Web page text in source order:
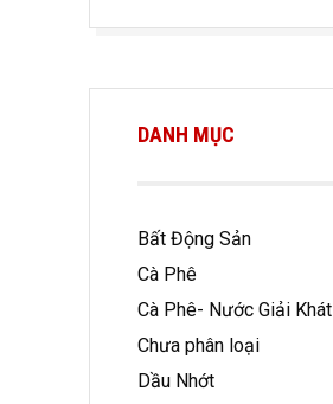
DANH MỤC
Bất Động Sản
Cà Phê
Cà Phê- Nước Giải Khát
Chưa phân loại
Dầu Nhớt